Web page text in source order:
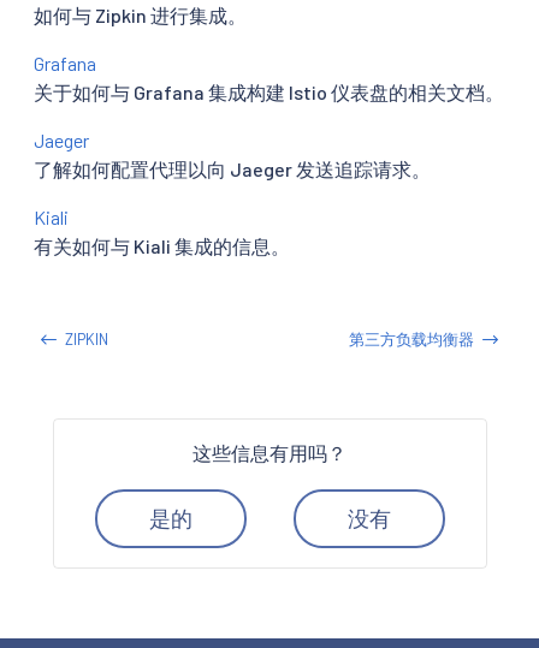
如何与 Zipkin 进行集成。
Grafana
关于如何与 Grafana 集成构建 Istio 仪表盘的相关文档。
Jaeger
了解如何配置代理以向 Jaeger 发送追踪请求。
Kiali
有关如何与 Kiali 集成的信息。
ZIPKIN 第三方负载均衡器
这些信息有用吗？
是的 没有